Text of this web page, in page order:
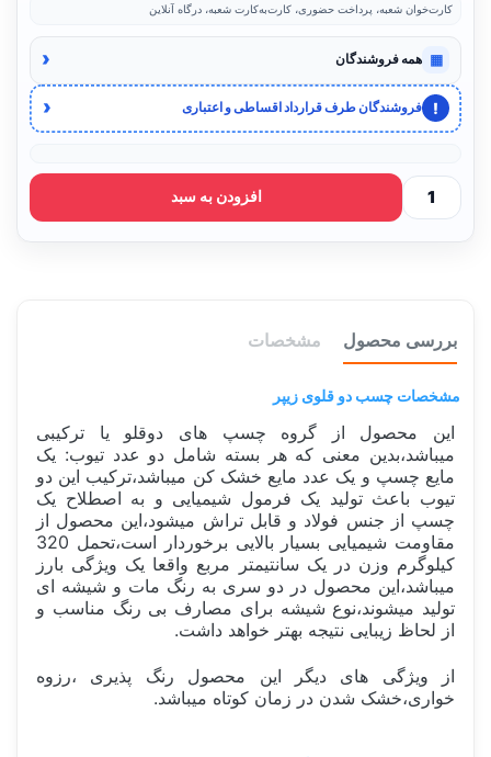
کارت‌خوان شعبه، پرداخت حضوری، کارت‌به‌کارت شعبه، درگاه آنلاین
▦ همه فروشندگان ‹
! فروشندگان طرف قرارداد اقساطی و اعتباری ‹
افزودن به سبد
بررسی محصول مشخصات
مشخصات چسب دو قلوی زیپر
این محصول از گروه چسپ های دوقلو یا ترکیبی
میباشد،بدین معنی که هر بسته شامل دو عدد تیوب: یک
مایع چسپ و یک عدد مایع خشک کن میباشد،ترکیب این دو
تیوب باعث تولید یک فرمول شیمیایی و به اصطلاح یک
چسپ از جنس فولاد و قابل تراش میشود،این محصول از
مقاومت شیمیایی بسیار بالایی برخوردار است،تحمل 320
کیلوگرم وزن در یک سانتیمتر مربع واقعا یک ویژگی بارز
میباشد،این محصول در دو سری به رنگ مات و شیشه ای
تولید میشوند،نوع شیشه برای مصارف بی رنگ مناسب و
از لحاظ زیبایی نتیجه بهتر خواهد داشت.
از ویژگی های دیگر این محصول رنگ پذیری ،رزوه
خواری،خشک شدن در زمان کوتاه میباشد.